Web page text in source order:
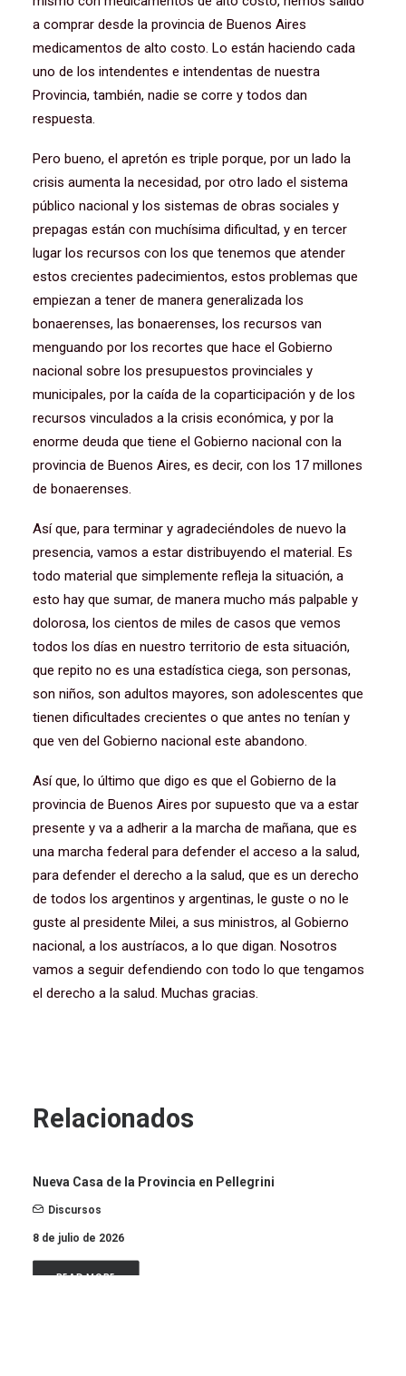
a comprar desde la provincia de Buenos Aires
medicamentos de alto costo. Lo están haciendo cada
uno de los intendentes e intendentas de nuestra
Provincia, también, nadie se corre y todos dan
respuesta.
Pero bueno, el apretón es triple porque, por un lado la
crisis aumenta la necesidad, por otro lado el sistema
público nacional y los sistemas de obras sociales y
prepagas están con muchísima dificultad, y en tercer
lugar los recursos con los que tenemos que atender
estos crecientes padecimientos, estos problemas que
empiezan a tener de manera generalizada los
bonaerenses, las bonaerenses, los recursos van
menguando por los recortes que hace el Gobierno
nacional sobre los presupuestos provinciales y
municipales, por la caída de la coparticipación y de los
recursos vinculados a la crisis económica, y por la
enorme deuda que tiene el Gobierno nacional con la
provincia de Buenos Aires, es decir, con los 17 millones
de bonaerenses.
Así que, para terminar y agradeciéndoles de nuevo la
presencia, vamos a estar distribuyendo el material. Es
todo material que simplemente refleja la situación, a
esto hay que sumar, de manera mucho más palpable y
dolorosa, los cientos de miles de casos que vemos
todos los días en nuestro territorio de esta situación,
que repito no es una estadística ciega, son personas,
son niños, son adultos mayores, son adolescentes que
tienen dificultades crecientes o que antes no tenían y
que ven del Gobierno nacional este abandono.
Así que, lo último que digo es que el Gobierno de la
provincia de Buenos Aires por supuesto que va a estar
presente y va a adherir a la marcha de mañana, que es
una marcha federal para defender el acceso a la salud,
para defender el derecho a la salud, que es un derecho
de todos los argentinos y argentinas, le guste o no le
guste al presidente Milei, a sus ministros, al Gobierno
nacional, a los austríacos, a lo que digan. Nosotros
vamos a seguir defendiendo con todo lo que tengamos
el derecho a la salud. Muchas gracias.
Relacionados
Nueva Casa de la Provincia en Pellegrini
Discursos
8 de julio de 2026
READ MORE